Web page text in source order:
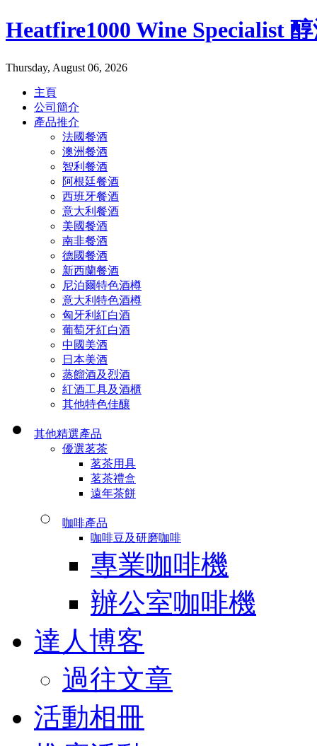
Heatfire1000 Wine Specialist
Thursday, August 06, 2026
主頁
公司簡介
產品推介
法國餐酒
澳洲餐酒
智利餐酒
阿根廷餐酒
西班牙餐酒
意大利餐酒
美國餐酒
南非餐酒
德國餐酒
新西蘭餐酒
尼泊爾特色酒樽
意大利特色酒樽
匈牙利紅白酒
葡萄牙紅白酒
中國美酒
日本美酒
蒸餾酒及烈酒
紅酒工具及酒櫃
其他特色佳釀
其他精選產品
優選茗茶
茗茶用具
茗茶禮盒
遠年茶餅
咖啡產品
咖啡豆及研磨咖啡
專業咖啡機
辦公室咖啡機
達人博客
過往文章
活動相冊